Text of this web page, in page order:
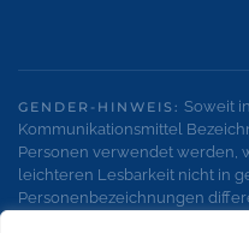
GENDER-HINWEIS: Soweit
Kommunikationsmittel
Personen verwendet werden,
leichteren Lesbarkeit nicht in
Personenbezeichnungen